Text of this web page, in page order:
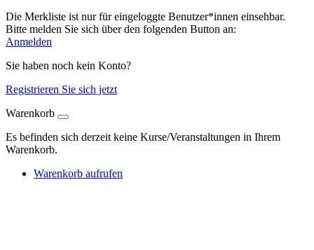
Die Merkliste ist nur für eingeloggte Benutzer*innen einsehbar.
Bitte melden Sie sich über den folgenden Button an:
Anmelden
Sie haben noch kein Konto?
Registrieren Sie sich jetzt
Warenkorb
Es befinden sich derzeit keine Kurse/Veranstaltungen in Ihrem
Warenkorb.
Warenkorb aufrufen